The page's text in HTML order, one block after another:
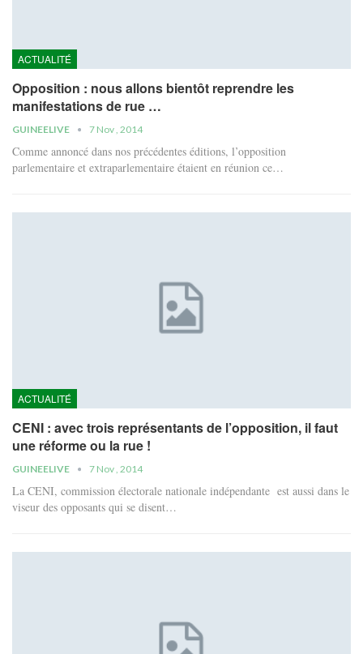
ACTUALITÉ
Opposition : nous allons bientôt reprendre les
manifestations de rue …
GUINEELIVE 7 Nov , 2014
Comme annoncé dans nos précédentes éditions, l’opposition
parlementaire et extraparlementaire étaient en réunion ce…
ACTUALITÉ
CENI : avec trois représentants de l’opposition, il faut
une réforme ou la rue !
GUINEELIVE 7 Nov , 2014
La CENI, commission électorale nationale indépendante est aussi dans le
viseur des opposants qui se disent…